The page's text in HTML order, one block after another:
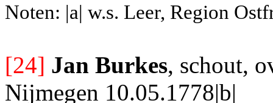
Noten: |a| w.s. Leer, Region
[24] Jan Burkes, schout,
Nijmegen 10.05.1778|b|